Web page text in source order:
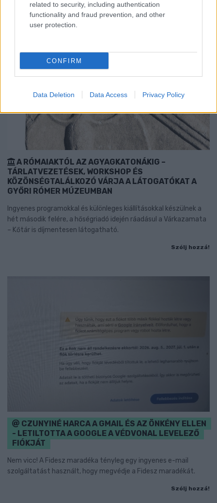
related to security, including authentication
functionality and fraud prevention, and other
user protection.
CONFIRM
Data Deletion Data Access Privacy Policy
A RÓMAIAKTÓL AZ AGYAGKATONÁKIG –
TÁRLATVEZETÉSEK, WORKSHOP ÉS
KÖZÖNSÉGTALÁLKOZÓ VÁRJA A LÁTOGATÓKAT A
GYŐRI RÓMER MÚZEUMBAN
Ingyenes programokkal és különleges kiállításokkal készülnek a
hét második felére, a hőségriadó idején ráadásul a Várkazamata
– Kőtár is díjmentesen látogatható.
Szólj hozzá!
CZUNYINÉ HARCA A GMAIL ÉS AZ ÖNKÉNY ELLEN
- LETILTOTTA A GOOGLE A VÉDVONAL LEVELEZŐ
FIÓKJÁT
Nem vicc! A Fidesz maradéka tényleg egy ingyenes e-mail
szolgáltatást használt, hogy megvédje a Fidesz maradékát.
Szólj hozzá!